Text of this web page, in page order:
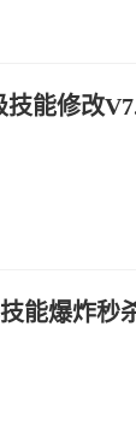
能修改
能爆炸秒